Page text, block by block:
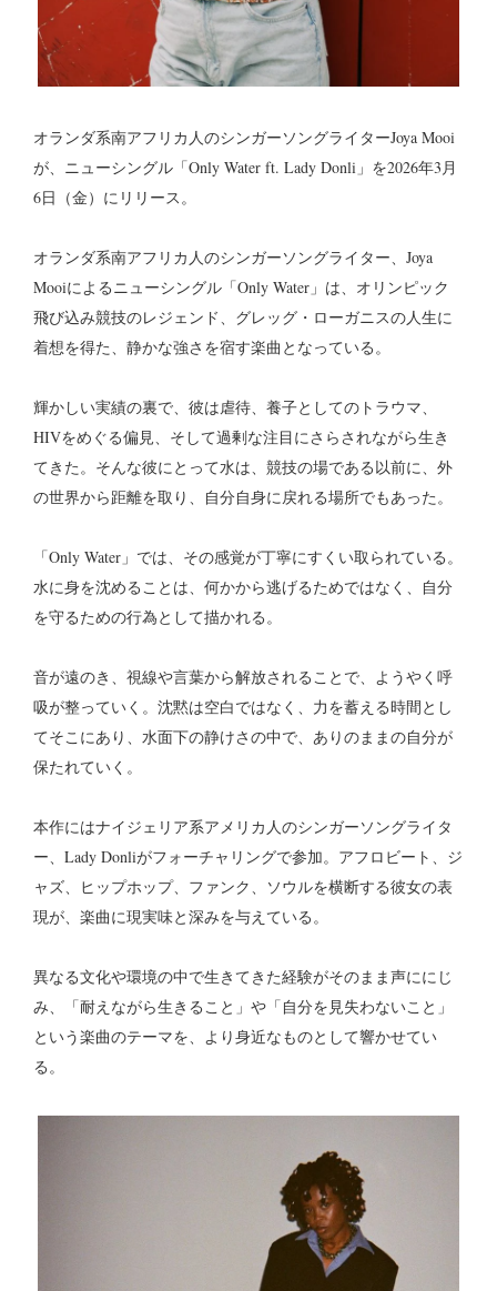
オランダ系南アフリカ人のシンガーソングライターJoya Mooi
が、ニューシングル「Only Water ft. Lady Donli」を2026年3月
6日（金）にリリース。
オランダ系南アフリカ人のシンガーソングライター、Joya
Mooiによるニューシングル「Only Water」は、オリンピック
飛び込み競技のレジェンド、グレッグ・ローガニスの人生に
着想を得た、静かな強さを宿す楽曲となっている。
輝かしい実績の裏で、彼は虐待、養子としてのトラウマ、
HIVをめぐる偏見、そして過剰な注目にさらされながら生き
てきた。そんな彼にとって水は、競技の場である以前に、外
の世界から距離を取り、自分自身に戻れる場所でもあった。
「Only Water」では、その感覚が丁寧にすくい取られている。
水に身を沈めることは、何かから逃げるためではなく、自分
を守るための行為として描かれる。
音が遠のき、視線や言葉から解放されることで、ようやく呼
吸が整っていく。沈黙は空白ではなく、力を蓄える時間とし
てそこにあり、水面下の静けさの中で、ありのままの自分が
保たれていく。
本作にはナイジェリア系アメリカ人のシンガーソングライタ
ー、Lady Donliがフォーチャリングで参加。アフロビート、ジ
ャズ、ヒップホップ、ファンク、ソウルを横断する彼女の表
現が、楽曲に現実味と深みを与えている。
異なる文化や環境の中で生きてきた経験がそのまま声ににじ
み、「耐えながら生きること」や「自分を見失わないこと」
という楽曲のテーマを、より身近なものとして響かせてい
る。